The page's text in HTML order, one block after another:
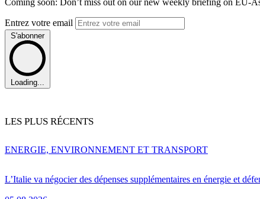
Entrez votre email
S'abonner
Loading...
LES PLUS RÉCENTS
L’Italie va négocier des dépenses supplémentaires en énergie et
ENERGIE, ENVIRONNEMENT ET TRANSPORT